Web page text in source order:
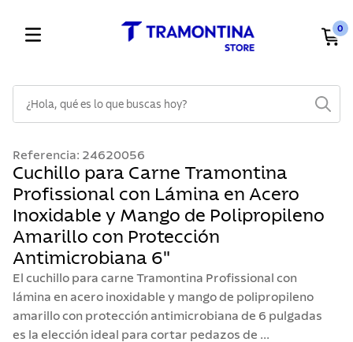
0
Referencia: 24620056
Cuchillo para Carne Tramontina
Profissional con Lámina en Acero
Inoxidable y Mango de Polipropileno
Amarillo con Protección
Antimicrobiana 6"
El cuchillo para carne Tramontina Profissional con
lámina en acero inoxidable y mango de polipropileno
amarillo con protección antimicrobiana de 6 pulgadas
es la elección ideal para cortar pedazos de ...
1 .
cuchillos
2.
cubiertos
3.
sarten
4.
lavaplatos
5.
ollas
6.
acero inoxidable
7.
sartenes